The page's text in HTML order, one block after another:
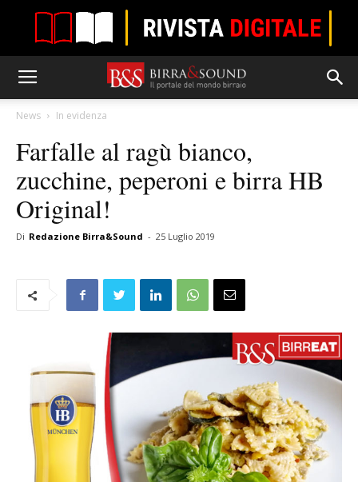
News In evidenza
Farfalle al ragù bianco,
zucchine, peperoni e birra HB
Original!
Di Redazione Birra&Sound - 25 Luglio 2019